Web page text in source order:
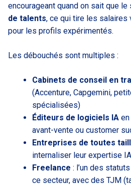
encourageant quand on sait que
de talents, ce qui tire les salaires
pour les profils expérimentés.
Les débouchés sont multiples :
Cabinets de conseil en
(Accenture, Capgemini,
spécialisées)
Éditeurs de logiciels IA
avant-vente ou customer
Entreprises de toutes
internaliser leur expertise IA
Freelance : l’un des
ce secteur, avec des TJM